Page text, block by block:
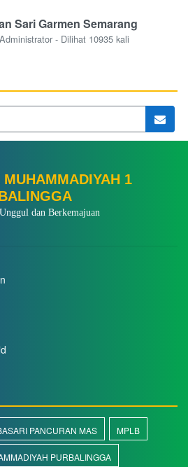
Sari Garmen Semarang
- Dilihat 10935 kali
MUHAMMADIYAH 1
dan Berkemajuan
PANCURAN MAS MPLB
PURBALINGGA